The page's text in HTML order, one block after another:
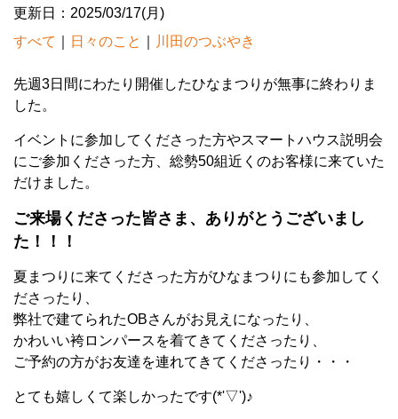
更新日：2025/03/17(月)
すべて
日々のこと 川田のつぶやき
先週3日間にわたり開催したひなまつりが無事に終わりま
した。
イベントに参加してくださった方やスマートハウス説明会
にご参加くださった方、総勢50組近くのお客様に来ていた
だけました。
ご来場くださった皆さま、ありがとうございまし
た！！！
夏まつりに来てくださった方がひなまつりにも参加してく
ださったり、
弊社で建てられたOBさんがお見えになったり、
かわいい袴ロンパースを着てきてくださったり、
ご予約の方がお友達を連れてきてくださったり・・・
とても嬉しくて楽しかったです(*'▽')♪